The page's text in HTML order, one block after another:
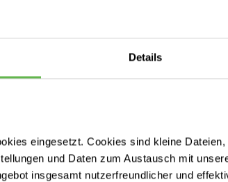
Details
eingesetzt. Cookies sind kleine
und Daten zum Austausch mit
insgesamt nutzerfreundlicher und